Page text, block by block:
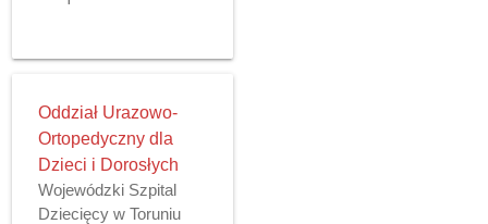
Oddział Urazowo-
Ortopedyczny dla
Dzieci i Dorosłych
Wojewódzki Szpital
Dziecięcy w Toruniu